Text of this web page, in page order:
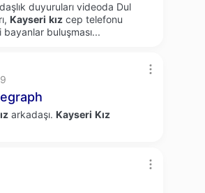
duyuruları videoda Dul
Kayseri kız cep telefonu
bayanlar buluşması...
arkadaşı. Kayseri Kız